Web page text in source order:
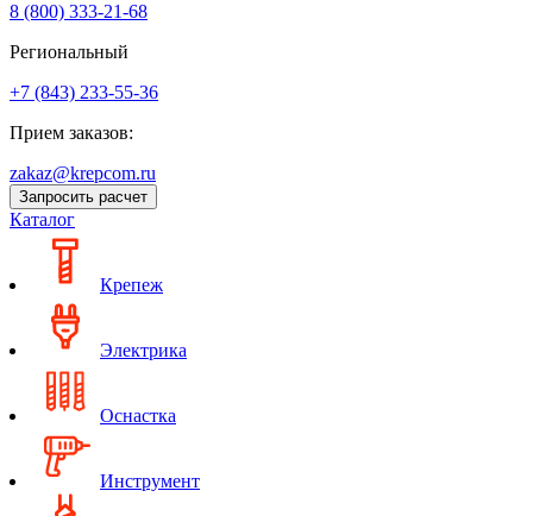
8 (800) 333‑21-68
Региональный
+7 (843) 233-55-36
Прием заказов:
zakaz@krepcom.ru
Запросить расчет
Каталог
Крепеж
Электрика
Оснастка
Инструмент